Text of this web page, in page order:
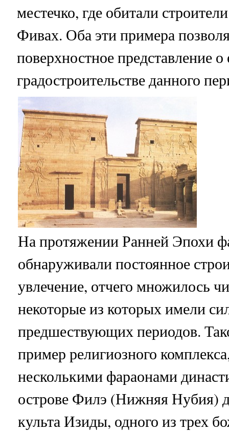
местечко, где обитали
Фивах. Оба эти примера
поверхностное представление о
градостроительстве данного
На протяжении Ранней Эпохи
обнаруживали постоянное
увлечение, отчего множилось
некоторые из которых имели
предшествующих периодов.
пример религиозного
несколькими фараонами
острове Филэ (Нижняя Нубия)
культа Изиды, одного из трех